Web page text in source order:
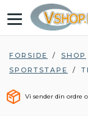
T
g
l
e
a
v
FORSIDE / SHOP
SPORTSTAPE
/
Vi sender din ordre